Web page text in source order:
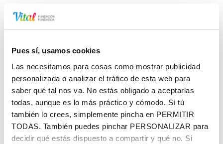
Pues sí, usamos cookies
Las necesitamos para cosas como mostrar publicidad
personalizada o analizar el tráfico de esta web para
saber qué tal nos va. No estás obligado a aceptarlas
todas, aunque es lo más práctico y cómodo. Sí tú
también lo crees, simplemente pincha en PERMITIR
TODAS. También puedes pinchar PERSONALIZAR para
decidir qué estás dispuesto a compartir y qué no. Si
dificultades para el acceso al empleo, según diferentes
políticas sobre empleo del Gobierno de España.
Con esta guía de buena prácticas se pretende ayudar a que
haya más personas con discapacidad intelectual en el
mundo laboral.
Son personas muy válidas para el trabajo. Esta guía está
pensada para quienes trabajan con personas con
discapacidad intelectual o que puedan contratarlas, aunque
puede servir para cualquier persona.